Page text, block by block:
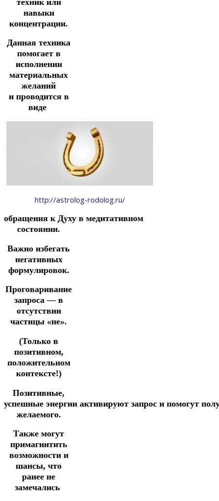
навыки
концентрации.
Данная техника
помогает в
исполнении
материальных
желаний
и проводится в
виде
http://astrolog-rodolog.ru/
обращения к Духу в медитативном
состоянии.
Важно избегать
негативных
формулировок.
Проговаривание
запроса — в
отсутствии
частицы «не».
(Только в
позитивном,
положительном
контексте!)
Позитивные,
успешные энергии активируют запрос и помогут
желаемого.
Также могут
примагнитить
возможности и
шансы, что
ранее не
замечались